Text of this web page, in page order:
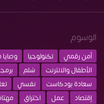
الوسوم
أمن رقمي تكنولوجيا
الأطفال والانترنت
سُلم
سعادة بودكاست
نفسي
إقتصاد
عمل اختراق